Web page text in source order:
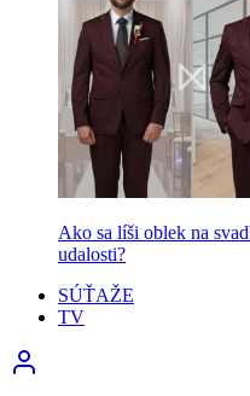
Ako sa líši oblek na
udalosti?
SÚŤAŽE
TV